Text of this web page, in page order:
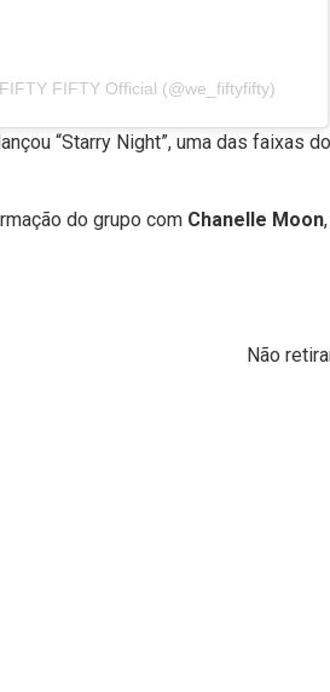
FIFTY Official (@we_fiftyfifty)
“Starry Night”, uma das faixas
do grupo com Chanelle Moon,
Não